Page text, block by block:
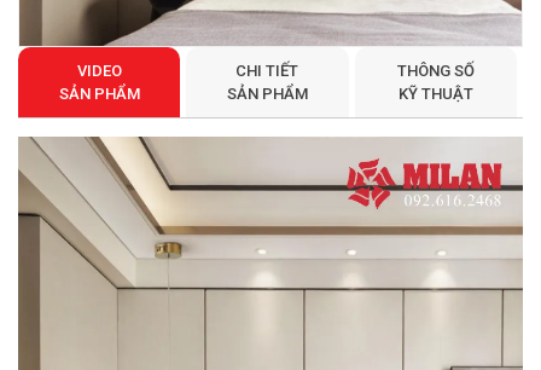
VIDEO
SẢN PHẨM
CHI TIẾT
SẢN PHẨM
THÔNG SỐ
KỸ THUẬT